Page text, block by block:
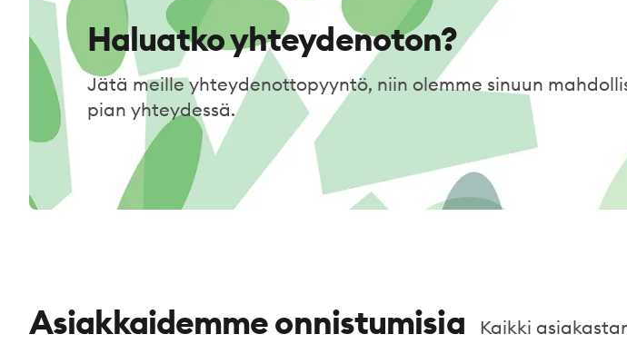
Haluatko yhteydenoton?
Jätä meille yhteydenottopyyntö, niin olemme sinuun
pian yhteydessä.
Asiakkaidemme onnistumisia Kaikki